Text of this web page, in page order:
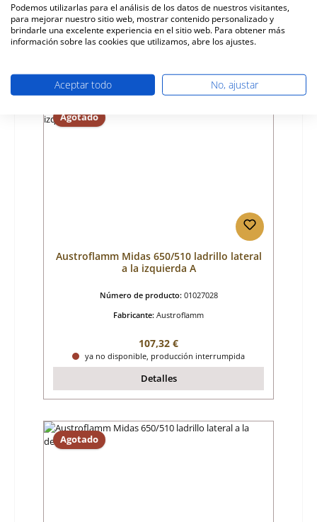
Precio normal:
482,49 €
ya no disponible, producción interrumpida
Agotado
Austroflamm Midas 650/510 ladrillo lateral
a la izquierda A
Número de producto: 01027028
Fabricante: Austroflamm
Precio normal:
107,32 €
ya no disponible, producción interrumpida
Detalles
Agotado
Podemos utilizarlas para el análisis de los datos de nuestros visitantes,
para mejorar nuestro sitio web, mostrar contenido personalizado y
brindarle una excelente experiencia en el sitio web. Para obtener más
información sobre las cookies que utilizamos, abre los ajustes.
Aceptar todo No, ajustar